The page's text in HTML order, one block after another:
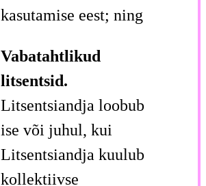
kasutamise eest; ning
Vabatahtlikud
litsentsid.
Litsentsiandja loobub
ise või juhul, kui
Litsentsiandja kuulub
kollektiivse